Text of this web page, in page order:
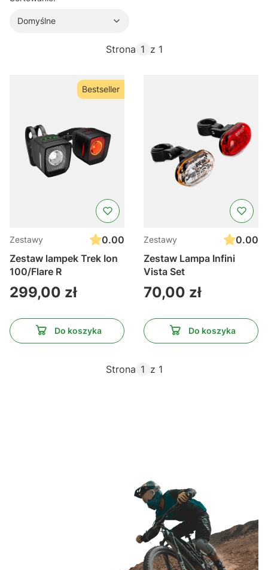
Domyślne
Strona z 1
Bestseller
Zestawy
0.00
Zestaw lampek Trek Ion
100/Flare R
Cena
299,00 zł
Do koszyka
Zestawy
0.00
Zestaw Lampa Infini
Vista Set
Cena
70,00 zł
Do koszyka
Strona z 1